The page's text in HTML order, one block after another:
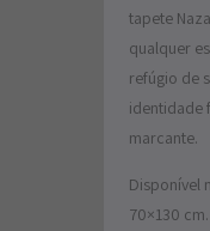
tapete
qualquer
refúgio de
identidade
marcante.
Disponível
70×130 cm.